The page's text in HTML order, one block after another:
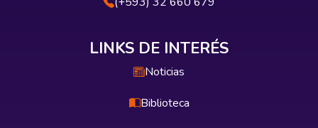
LINKS DE INTERÉS
Noticias
Biblioteca